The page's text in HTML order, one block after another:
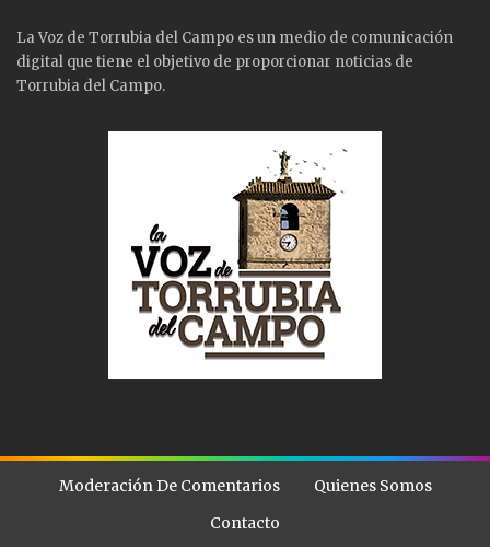
La Voz de Torrubia del Campo es un medio de comunicación
digital que tiene el objetivo de proporcionar noticias de
Torrubia del Campo.
Moderación De Comentarios
Quienes Somos
Contacto